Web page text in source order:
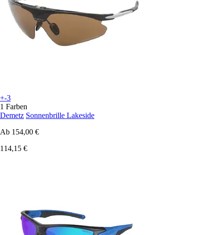
+-3
1 Farben
Demetz Sonnenbrille Lakeside
Ab 154,00 €
114,15 €